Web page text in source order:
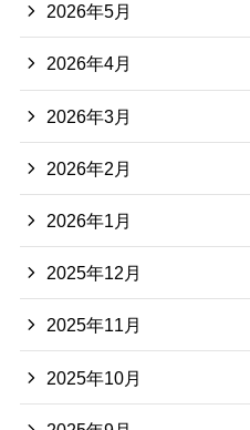
2026年5月
2026年4月
2026年3月
2026年2月
2026年1月
2025年12月
2025年11月
2025年10月